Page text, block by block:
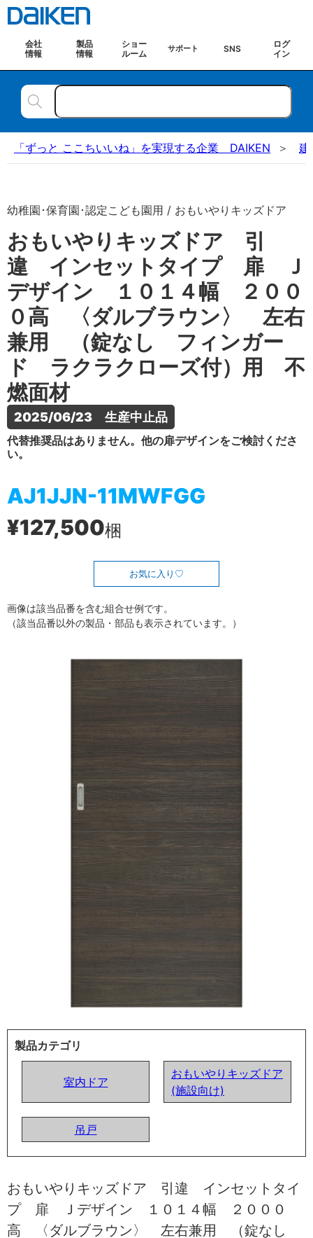
会社
情報
製品
情報
ショー
ルーム
サポート SNS
ログ
イン
「ずっと ここちいいね」を実現する企業 DAIKEN 建
幼稚園･保育園･認定こども園用 / おもいやりキッズドア
おもいやりキッズドア 引
違 インセットタイプ 扉 Ｊ
デザイン １０１４幅 ２００
０高 〈ダルブラウン〉 左右
兼用 （錠なし フィンガー
ド ラクラクローズ付）用 不
燃面材
2025/06/23　生産中止品
代替推奨品はありません。他の扉デザインをご検討くださ
い。
AJ1JJN-11MWFGG
¥127,500梱
お気に入り
画像は該当品番を含む組合せ例です。
（該当品番以外の製品・部品も表示されています。）
製品カテゴリ
室内ドア
おもいやりキッズドア
(施設向け)
吊戸
おもいやりキッズドア 引違 インセットタイ
プ 扉 Ｊデザイン １０１４幅 ２０００
高 〈ダルブラウン〉 左右兼用 （錠なし